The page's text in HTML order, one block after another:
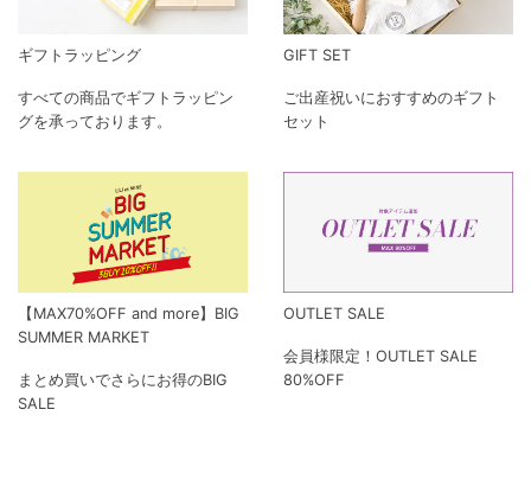
ギフトラッピング
すべての商品でギフトラッピン
グを承っております。
GIFT SET
ご出産祝いにおすすめのギフト
セット
【MAX70%OFF and more】BIG
SUMMER MARKET
まとめ買いでさらにお得のBIG
SALE
OUTLET SALE
会員様限定！OUTLET SALE
80%OFF